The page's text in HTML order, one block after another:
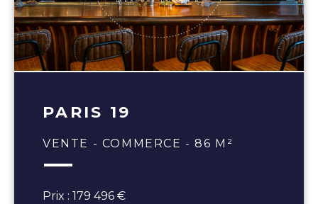
PARIS 19
VENTE - COMMERCE - 86 M²
Prix : 179 496 €